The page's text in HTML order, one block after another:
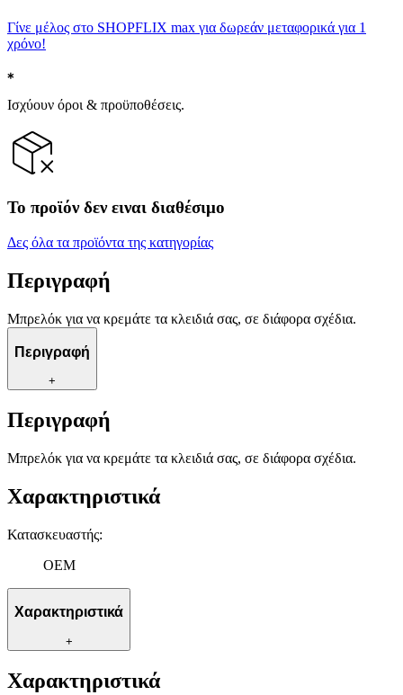
Γίνε μέλος στο SHOPFLIX max για δωρεάν μεταφορικά για 1
χρόνο!
Ισχύουν όροι & προϋποθέσεις.
Το προϊόν δεν ειναι διαθέσιμο
Δες όλα τα προϊόντα της κατηγορίας
Περιγραφή
Μπρελόκ για να κρεμάτε τα κλειδιά σας, σε διάφορα σχέδια.
Περιγραφή
+
Περιγραφή
Μπρελόκ για να κρεμάτε τα κλειδιά σας, σε διάφορα σχέδια.
Χαρακτηριστικά
Κατασκευαστής:
OEM
Χαρακτηριστικά
+
Χαρακτηριστικά